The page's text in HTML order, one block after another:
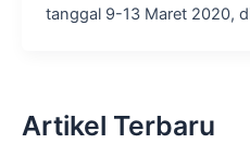
tanggal 9-13 Maret 2020,
Artikel Terbaru